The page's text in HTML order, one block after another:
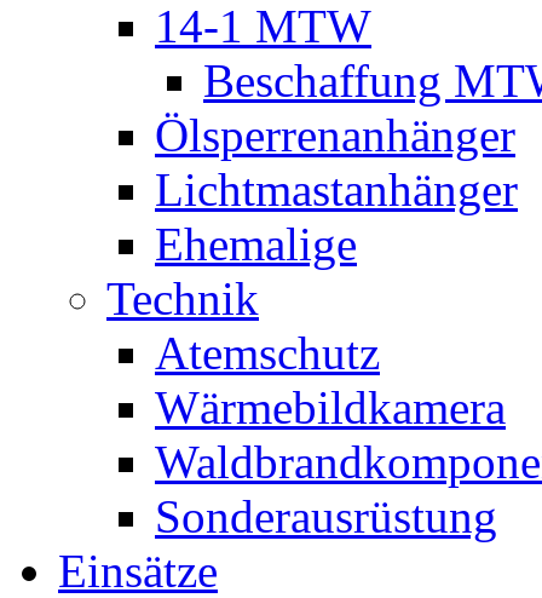
14-1 MTW
Beschaffung
Ölsperrenanhänger
Lichtmastanhänger
Ehemalige
Technik
Atemschutz
Wärmebildkamera
Sonderausrüstung
Einsätze